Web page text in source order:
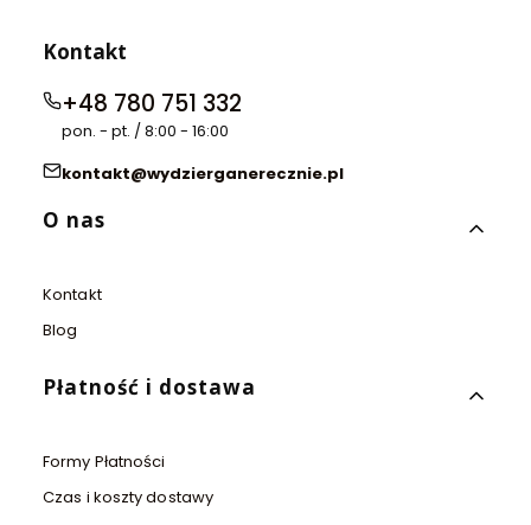
Kontakt
+48 780 751 332
pon. - pt. / 8:00 - 16:00
kontakt@wydzierganerecznie.pl
Linki w stopce
O nas
Kontakt
Blog
Płatność i dostawa
Formy Płatności
Czas i koszty dostawy